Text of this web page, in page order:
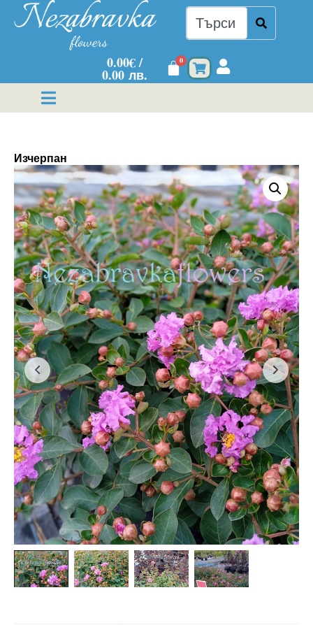
0.00€/
0.00 лв.
0
Изчерпан